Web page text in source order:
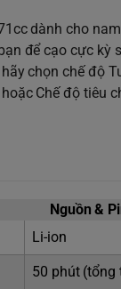
dành cho
để cạo cực kỳ
chọn chế độ
Chế độ tiêu
Nguồn &
Li‑ion
50 phút (tổng